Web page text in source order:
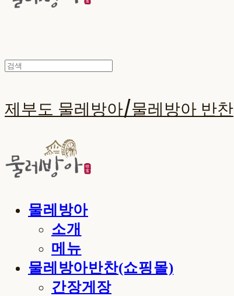
제부도 물레방아/물레방아 반찬
물레방아
소개
메뉴
물레방아반찬(쇼핑몰)
간장게장